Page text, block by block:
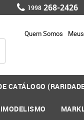
1998 268-2426
Quem Somos
CATÁLOGO